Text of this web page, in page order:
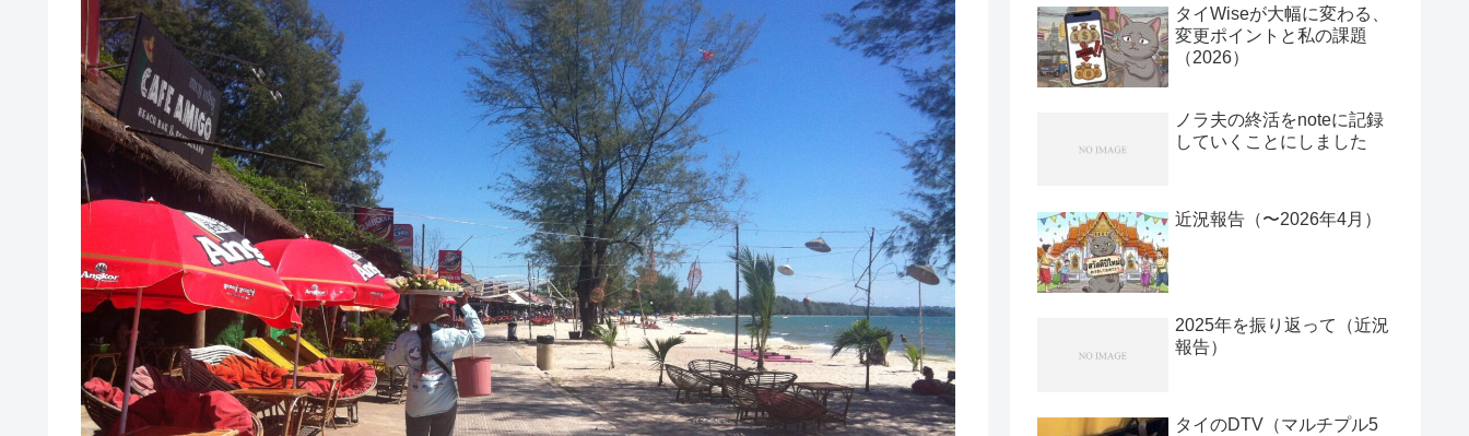
タイWiseが大幅に変わる、
変更ポイントと私の課題
（2026）
ノラ夫の終活をnoteに記録
していくことにしました
近況報告（〜2026年4月）
2025年を振り返って（近況
報告）
タイのDTV（マルチプル5